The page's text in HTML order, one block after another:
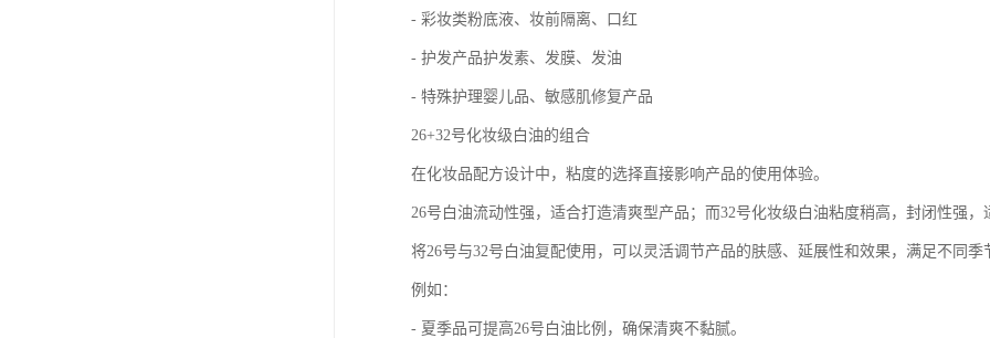
- 彩妆类粉底液、妆前隔离、口红
- 护发产品护发素、发膜、发油
- 特殊护理婴儿品、敏感肌修复产品
26+32号化妆级白油的组合
在化妆品配方设计中，粘度的选择直接影响产品的使用体验。
26号白油流动性强，适合打造清爽型产品；而32号化妆级白油粘度稍高，封闭性强，
将26号与32号白油复配使用，可以灵活调节产品的肤感、延展性和效果，满足不同季
例如：
- 夏季品可提高26号白油比例，确保清爽不黏腻。